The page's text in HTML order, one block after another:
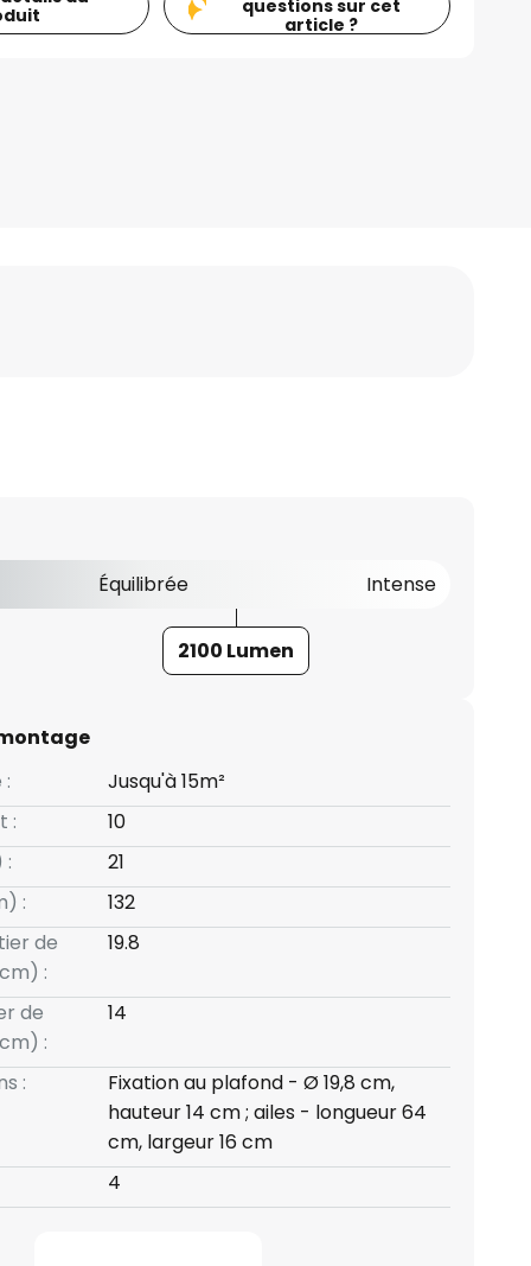
questions sur cet
article ?
Équilibrée Intense
2100 Lumen
Jusqu'à 15m²
:
10
:
21
:
132
de
:
19.8
de
:
14
:
Fixation au plafond - Ø 19,8 cm,
hauteur 14 cm ; ailes - longueur 64
cm, largeur 16 cm
4